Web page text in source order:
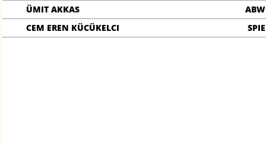
ÜMIT AKKAS
CEM EREN KÜCÜKELCI